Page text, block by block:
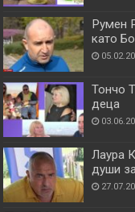
Румен
като
Тончо
деца
Лаура
души